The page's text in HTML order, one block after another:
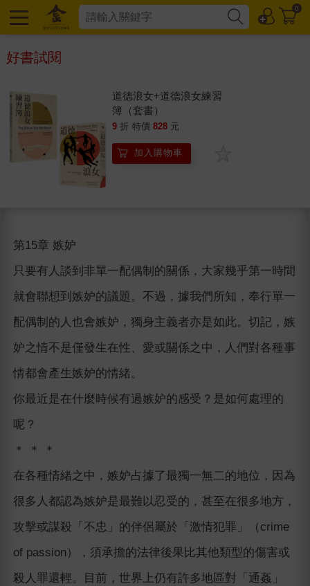
0
好書試閱
道德浪女+道德浪女練習
簿（套書）
9 折 特價 828 元
加入購物車
第15章 嫉妒
只要有人談到非單一配偶制的關係，大家幾乎第一時間
就會聯想到嫉妒的議題。不過，據我們所知，奉行單一
配偶制的人也會嫉妒，獨身主義者亦是如此。切記，嫉
妒之情不是僅發生在性、愛或關係之中，人們對各種事
情都會產生嫉妒的情緒。
你最近是在什麼時候有過嫉妒的感受？是如何處理的
呢？
＊ ＊ ＊
在各種情緒之中，嫉妒占據了最獨一無二的地位，因為
很多人都認為嫉妒是最難以忍受的，甚至在很多地方，
攻擊或謀殺「不忠」的伴侶屬於「激情犯罪」（crime
of passion），須承擔的法律後果比其他類型的傷害或
殺人罪還輕。目前，世界上仍有許多地區對「通姦」